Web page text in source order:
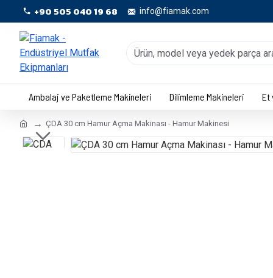
+90 505 040 19 68 info@fiamak.com
Ambalaj ve Paketleme Makineleri Dilimleme Makineleri Et
ÇDA 30 cm Hamur Açma Makinası - Hamur Makinesi